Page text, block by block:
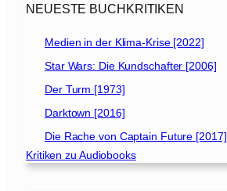
NEUESTE BUCHKRITIKEN
Medien in der Klima-Krise [2022]
Star Wars: Die Kundschafter [2006]
Der Turm [1973]
Darktown [2016]
Die Rache von Captain Future [2017]
Kritiken zu Audiobooks